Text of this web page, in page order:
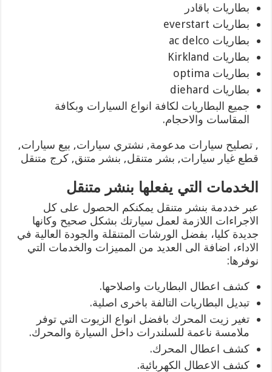
بطاريات باقادر
بطاريات everstart
بطاريات ac delco
بطاريات Kirkland
بطاريات optima
بطاريات diehard
جميع البطاريات لكافة انواع السيارات وبكافة
المقاسات والاحجام.
, تصليح سيارات مدعومة, نشتري سيارات, بيع سيارات,
قطع غيار سيارات, بشر متنقل, بنشر متنق, كرج متنقل
الخدمات التي يفعلها بنشر متنقل
عبر خددمة بنشر متنقل يمكنكم الحصول على كل
الاجراءات اللازمة لعمل سيارتك بشكل صحيح وكانها
جديدة كليا، بفضل الورشات المتنقلة والجودة العالية في
الاداء، اضافة الى العديد من المميزات والخدمات التي
نوفرها:
كشف اعطال البطاريات واصلاحها.
تبديل البطاريات التالفة باخرى اصلية.
تغير زيت المحرك بافضل انواع الزيوت التي توفر
ملامسة ناعمة للسلندرات داخل السيارة والمحرك.
كشف اعطال المحرك.
كشف الاعطال الكهربائية.